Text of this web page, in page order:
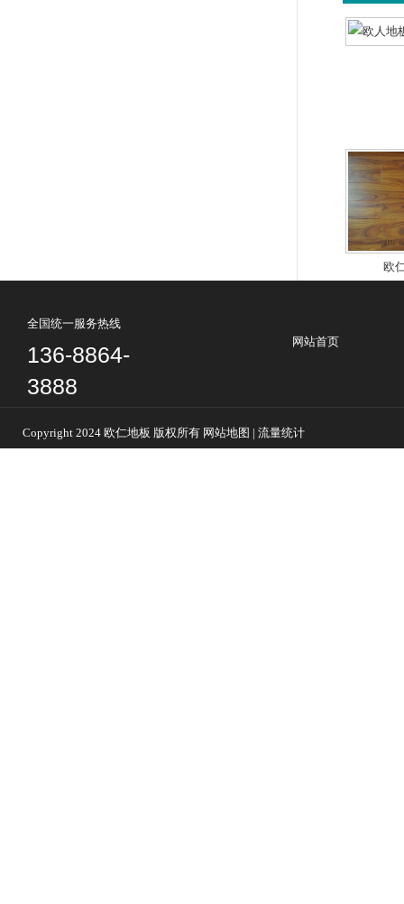
欧
全国统一服务热线
136-8864-
3888
网站首页
Copyright 2024 欧仁地板 版权所有 网站地图 | 流量统计